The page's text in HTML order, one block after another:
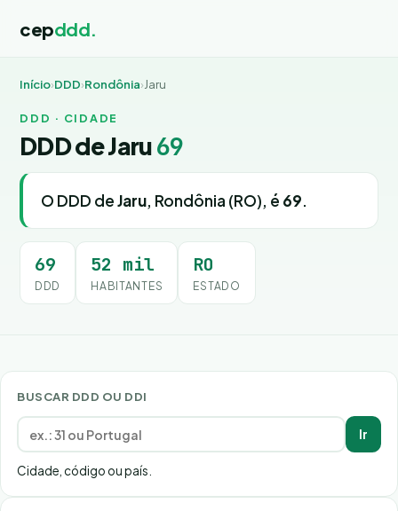
cepddd.
Início›DDD›Rondônia›Jaru
DDD · CIDADE
DDD de Jaru69
O DDD deJaru, Rondônia (RO), é 69.
69
DDD
52 mil
HABITANTES
RO
ESTADO
BUSCAR DDD OU DDI
Ir
Cidade, código ou país.